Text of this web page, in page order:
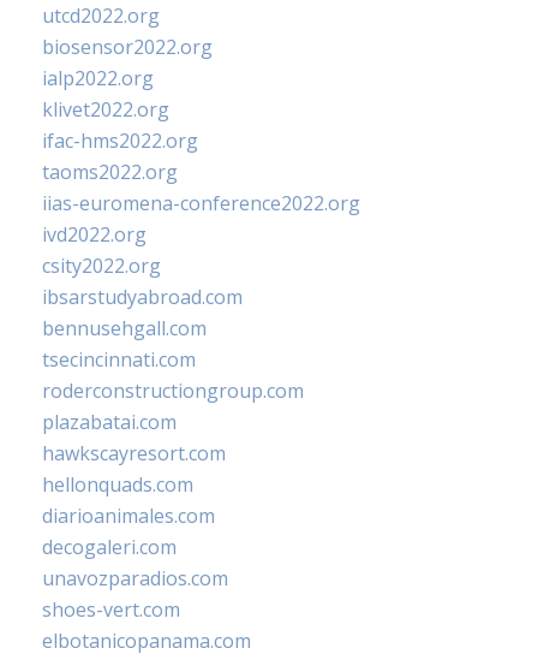
utcd2022.org
biosensor2022.org
ialp2022.org
klivet2022.org
ifac-hms2022.org
taoms2022.org
iias-euromena-conference2022.org
ivd2022.org
csity2022.org
ibsarstudyabroad.com
bennusehgall.com
tsecincinnati.com
roderconstructiongroup.com
plazabatai.com
hawkscayresort.com
hellonquads.com
diarioanimales.com
decogaleri.com
unavozparadios.com
shoes-vert.com
elbotanicopanama.com